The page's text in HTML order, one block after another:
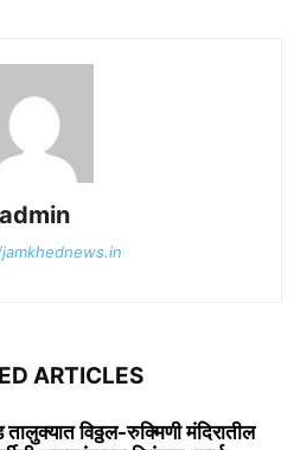
admin
ARTICLES
विठ्ठल-रुक्मिणी मंदिरातील